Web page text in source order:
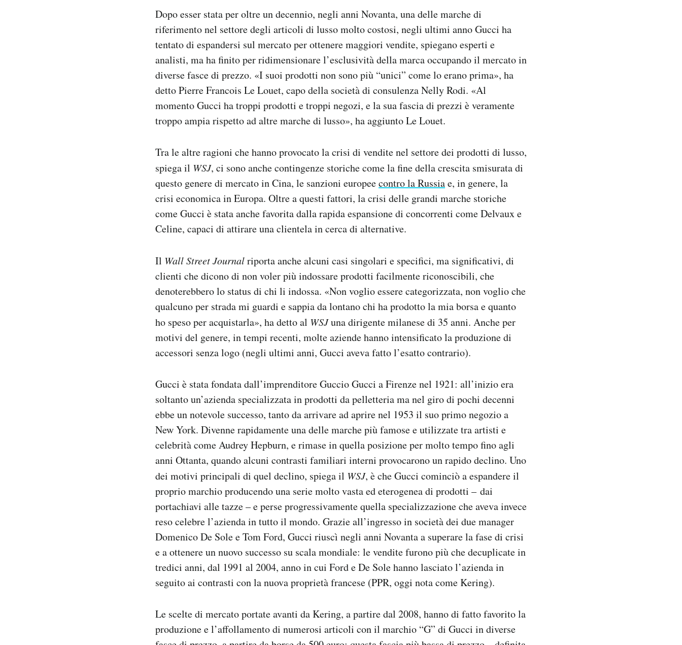
Dopo esser stata per oltre un decennio, negli anni Novanta, una delle marche di
riferimento nel settore degli articoli di lusso molto costosi, negli ultimi anno Gucci ha
tentato di espandersi sul mercato per ottenere maggiori vendite, spiegano esperti e
analisti, ma ha finito per ridimensionare l’esclusività della marca occupando il mercato in
diverse fasce di prezzo. «I suoi prodotti non sono più “unici” come lo erano prima», ha
detto Pierre Francois Le Louet, capo della società di consulenza Nelly Rodi. «Al
momento Gucci ha troppi prodotti e troppi negozi, e la sua fascia di prezzi è veramente
troppo ampia rispetto ad altre marche di lusso», ha aggiunto Le Louet.
Tra le altre ragioni che hanno provocato la crisi di vendite nel settore dei prodotti di lusso,
spiega il WSJ, ci sono anche contingenze storiche come la fine della crescita smisurata di
questo genere di mercato in Cina, le sanzioni europeecontro la Russiae, in genere, la
crisi economica in Europa. Oltre a questi fattori, la crisi delle grandi marche storiche
come Gucci è stata anche favorita dalla rapida espansione di concorrenti come Delvaux e
Celine, capaci di attirare una clientela in cerca di alternative.
Il Wall Street Journalriporta anche alcuni casi singolari e specifici, ma significativi, di
clienti che dicono di non voler più indossare prodotti facilmente riconoscibili, che
denoterebbero lo status di chi li indossa. «Non voglio essere categorizzata, non voglio che
qualcuno per strada mi guardi e sappia da lontano chi ha prodotto la mia borsa e quanto
ho speso per acquistarla», ha detto al WSJuna dirigente milanese di 35 anni. Anche per
motivi del genere, in tempi recenti, molte aziende hanno intensificato la produzione di
accessori senza logo (negli ultimi anni, Gucci aveva fatto l’esatto contrario).
Gucci è stata fondata dall’imprenditore Guccio Gucci a Firenze nel 1921: all’inizio era
soltanto un’azienda specializzata in prodotti da pelletteria ma nel giro di pochi decenni
ebbe un notevole successo, tanto da arrivare ad aprire nel 1953 il suo primo negozio a
New York. Divenne rapidamente una delle marche più famose e utilizzate tra artisti e
celebrità come Audrey Hepburn, e rimase in quella posizione per molto tempo fino agli
anni Ottanta, quando alcuni contrasti familiari interni provocarono un rapido declino. Uno
dei motivi principali di quel declino, spiega il WSJ, è che Gucci cominciò a espandere il
proprio marchio producendo una serie molto vasta ed eterogenea di prodotti – dai
portachiavi alle tazze – e perse progressivamente quella specializzazione che aveva invece
reso celebre l’azienda in tutto il mondo. Grazie all’ingresso in società dei due manager
Domenico De Sole e Tom Ford, Gucci riuscì negli anni Novanta a superare la fase di crisi
e a ottenere un nuovo successo su scala mondiale: le vendite furono più che decuplicate in
tredici anni, dal 1991 al 2004, anno in cui Ford e De Sole hanno lasciato l’azienda in
seguito ai contrasti con la nuova proprietà francese (PPR, oggi nota come Kering).
Le scelte di mercato portate avanti da Kering, a partire dal 2008, hanno di fatto favorito la
produzione e l’affollamento di numerosi articoli con il marchio “G” di Gucci in diverse